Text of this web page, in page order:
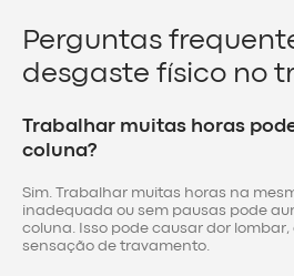
Perguntas
desgaste físico no
Trabalhar muitas horas
coluna?
Sim. Trabalhar muitas horas na
inadequada ou sem pausas pode
coluna. Isso pode causar dor lombar,
sensação de travamento.